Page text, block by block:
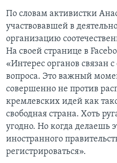
По словам активистки
участвовавшей в
организацию
На своей странице в
«Интерес органов связан
вопроса. Это важный
совершенно не против
кремлевских идей как
свободная страна. Хоть
угодно. Но когда делаешь
иностранного
регистрироваться».